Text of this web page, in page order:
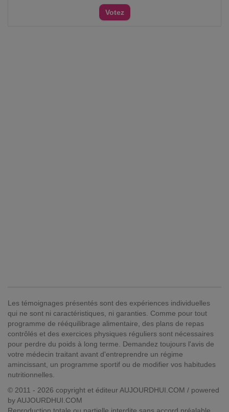
Les témoignages présentés sont des expériences individuelles
qui ne sont ni caractéristiques, ni garanties. Comme pour tout
programme de rééquilibrage alimentaire, des plans de repas
contrôlés et des exercices physiques réguliers sont nécessaires
pour perdre du poids à long terme. Demandez toujours l'avis de
votre médecin traitant avant d'entreprendre un régime
amincissant, un programme sportif ou de modifier vos habitudes
nutritionnelles.
© 2011 - 2026 copyright et éditeur AUJOURDHUI.COM / powered
by AUJOURDHUI.COM